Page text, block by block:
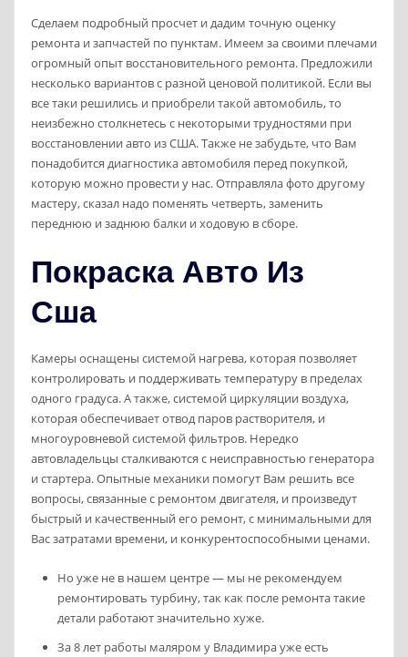
Сделаем подробный просчет и дадим точную оценку
ремонта и запчастей по пунктам. Имеем за своими плечами
огромный опыт восстановительного ремонта. Предложили
несколько вариантов с разной ценовой политикой. Если вы
все таки решились и приобрели такой автомобиль, то
неизбежно столкнетесь с некоторыми трудностями при
восстановлении авто из США. Также не забудьте, что Вам
понадобится диагностика автомобиля перед покупкой,
которую можно провести у нас. Отправляла фото другому
мастеру, сказал надо поменять четверть, заменить
переднюю и заднюю балки и ходовую в сборе.
Покраска Авто Из
Сша
Камеры оснащены системой нагрева, которая позволяет
контролировать и поддерживать температуру в пределах
одного градуса. А также, системой циркуляции воздуха,
которая обеспечивает отвод паров растворителя, и
многоуровневой системой фильтров. Нередко
автовладельцы сталкиваются с неисправностью генератора
и стартера. Опытные механики помогут Вам решить все
вопросы, связанные с ремонтом двигателя, и произведут
быстрый и качественный его ремонт, с минимальными для
Вас затратами времени, и конкурентоспособными ценами.
Но уже не в нашем центре — мы не рекомендуем
ремонтировать турбину, так как после ремонта такие
детали работают значительно хуже.
За 8 лет работы маляром у Владимира уже есть